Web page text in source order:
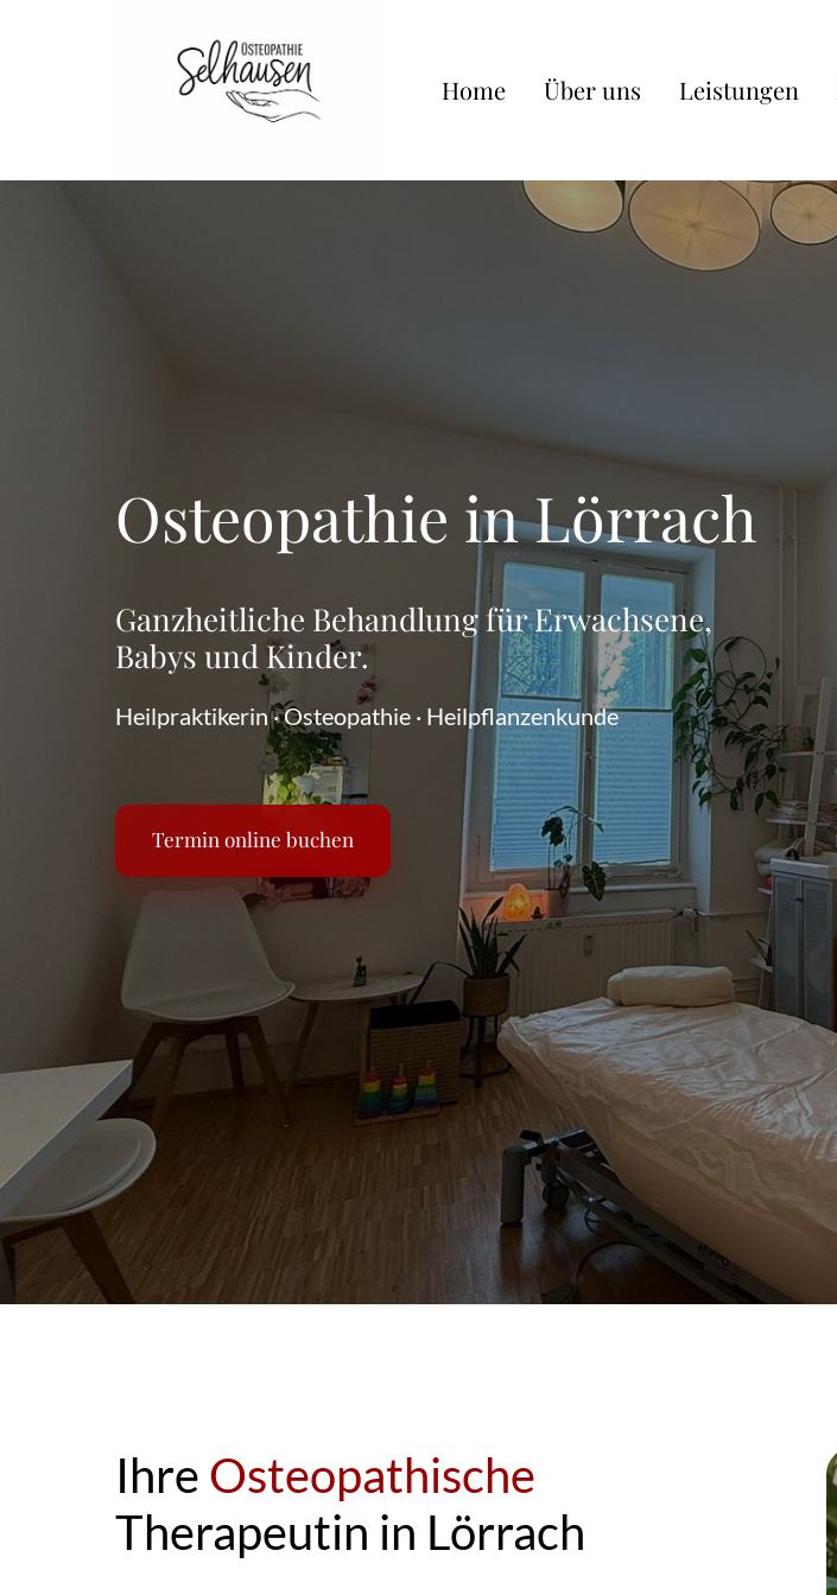
Home Über uns Leistungen
Osteopathie in Lörrach
Ganzheitliche Behandlung für Erwachsene,
Heilpraktikerin · Osteopathie · Heilpflanzenkunde
Termin online buchen
Ihre
Therapeutin in Lörrach